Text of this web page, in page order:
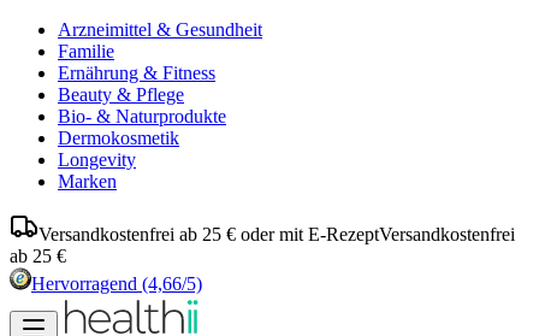
Arzneimittel & Gesundheit
Familie
Ernährung & Fitness
Beauty & Pflege
Bio- & Naturprodukte
Dermokosmetik
Longevity
Marken
Versandkostenfrei ab 25 € oder mit E-RezeptVersandkostenfrei
ab 25 €
Hervorragend (4,66/5)